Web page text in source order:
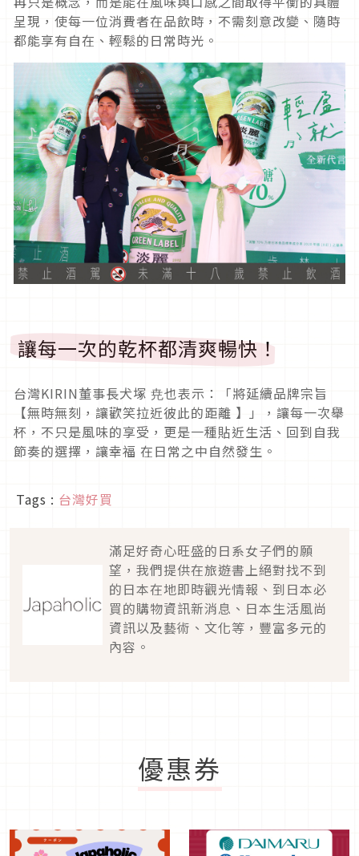
呈現，使每一位消費者在品飲時，不需刻意改變、隨時
都能享有自在、輕鬆的日常時光。
讓每一次的乾杯都清爽暢快！
台灣KIRIN董事長犬塚 尭也表示：「將延續品牌宗旨
【無時無刻，讓歡笑拉近彼此的距離 】」，讓每一次舉
杯，不只是風味的享受，更是一種貼近生活、回到自我
節奏的選擇，讓幸福 在日常之中自然發生。
Tags : 台灣好買
滿足好奇心旺盛的日系女子們的願
望，我們提供在旅遊書上絕對找不到
的日本在地即時觀光情報、到日本必
買的購物資訊新消息、日本生活風尚
資訊以及藝術、文化等，豐富多元的
內容。
優惠券